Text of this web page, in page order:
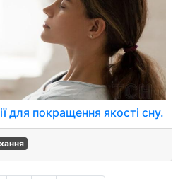
для покращення якості сну.